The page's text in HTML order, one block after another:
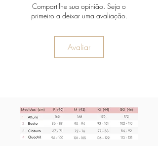
Compartilhe sua opinião. Seja o
primeiro a deixar uma avaliação.
Avaliar